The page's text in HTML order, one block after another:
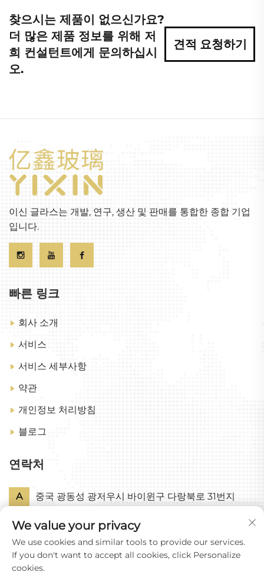
찾으시는 제품이 없으신가요?
더 많은 제품 정보를 위해 저
희 컨설턴트에게 문의하십시
오.
견적 요청하기
이신 글라스는 개발, 연구, 생산 및 판매를 통합한 종합 기업
입니다.
빠른 링크
회사 소개
서비스
서비스 세부사항
약관
개인정보 처리방침
블로그
연락처
A 중국 광동성 광저우시 바이윈구 다랑북로 31번지
P +86-18318578378
E [email protected]
We value your privacy
We use cookies and similar tools to provide our services.
If you don't want to accept all cookies, click Personalize
cookies.